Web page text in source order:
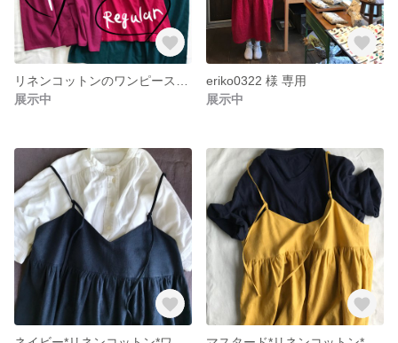
展示中
eriko0322 様 専用
展示中